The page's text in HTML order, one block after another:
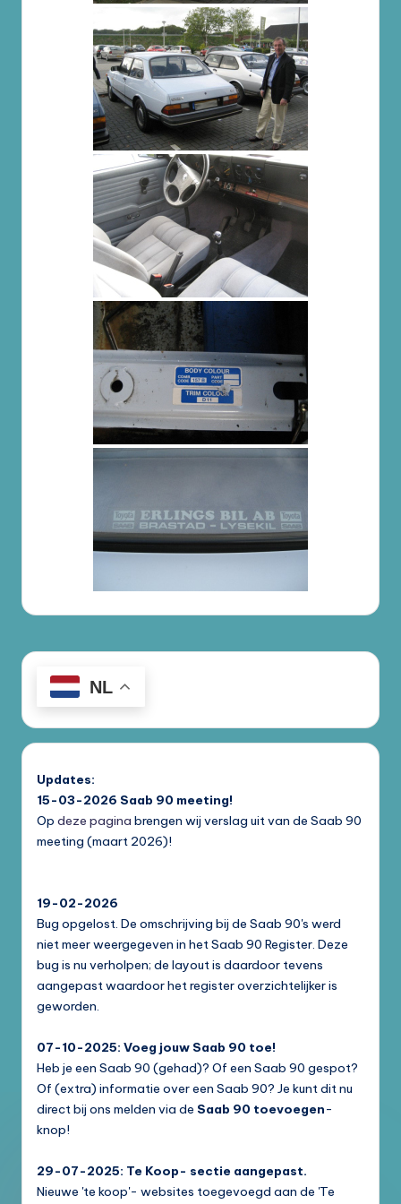
NL
Updates:
15-03-2026 Saab 90 meeting!
Op deze pagina brengen wij verslag uit van de Saab 90
meeting (maart 2026)!
19-02-2026
Bug opgelost. De omschrijving bij de Saab 90's werd
niet meer weergegeven in het Saab 90 Register. Deze
bug is nu verholpen; de layout is daardoor tevens
aangepast waardoor het register overzichtelijker is
geworden.
07-10-2025: Voeg jouw Saab 90 toe!
Heb je een Saab 90 (gehad)? Of een Saab 90 gespot?
Of (extra) informatie over een Saab 90? Je kunt dit nu
direct bij ons melden via de Saab 90 toevoegen-
knop!
29-07-2025: Te Koop- sectie aangepast.
Nieuwe 'te koop'- websites toegevoegd aan de 'Te